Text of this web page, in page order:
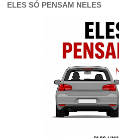
ELES SÓ PENSAM NELES